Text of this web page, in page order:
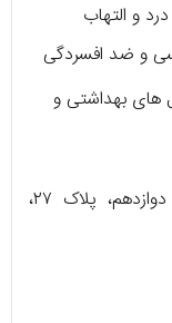
و التهاب
و ضد افسردگی
‌های بهداشتی و
قم، خیابان مصلی، نبش مصلی دوازدهم، پلاک ۲۷،